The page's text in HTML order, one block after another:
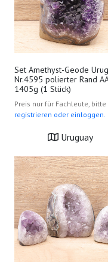
Set Amethyst-Geode
Nr.4595 polierter Rand
1405g (1 Stück)
Preis nur für Fachleute, bitte
registrieren oder einloggen.
Uruguay